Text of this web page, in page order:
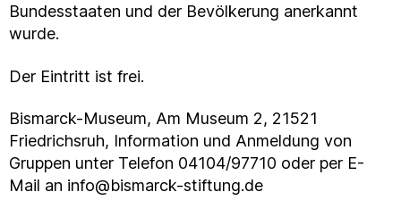
Bundesstaaten und der Bevölkerung anerkannt
wurde.
Der Eintritt ist frei.
Bismarck-Museum, Am Museum 2, 21521
Friedrichsruh, Information und Anmeldung von
Gruppen unter Telefon 04104/97710 oder per E-
Mail an info@bismarck-stiftung.de